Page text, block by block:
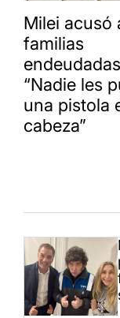
Milei acusó
familias
“Nadie les
una pistola
cabeza”